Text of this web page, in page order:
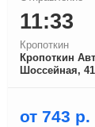
11:33
Кропоткин
Кропоткин
Шоссейная,
от 743 р.